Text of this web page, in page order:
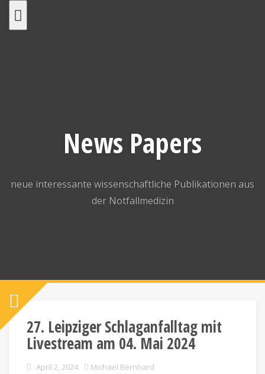
News Papers
neue interessante wissenschaftliche Publikationen aus
der Notfallmedizin
27. Leipziger Schlaganfalltag mit
Livestream am 04. Mai 2024
April 2, 2024 Michael Bernhard